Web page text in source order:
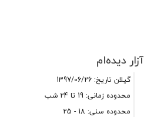
آزار دیده‌ام
گیلان تاریخ: 1397/06/26
محدوده زمانی: 19 تا 24 شب
محدوده سنی: 18 - 25